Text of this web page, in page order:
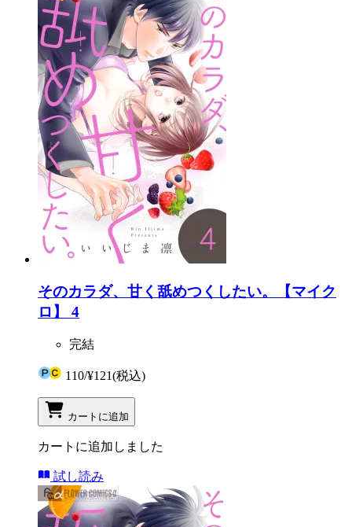
そのカラダ、甘く舐めつくしたい。【マイク
ロ】 4
完結
110/¥121(税込)
カートに追加
カートに追加しました
試し読み